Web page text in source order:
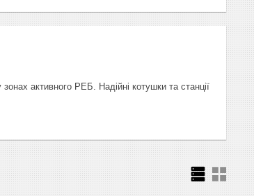
активного РЕБ. Надійні котушки та станції